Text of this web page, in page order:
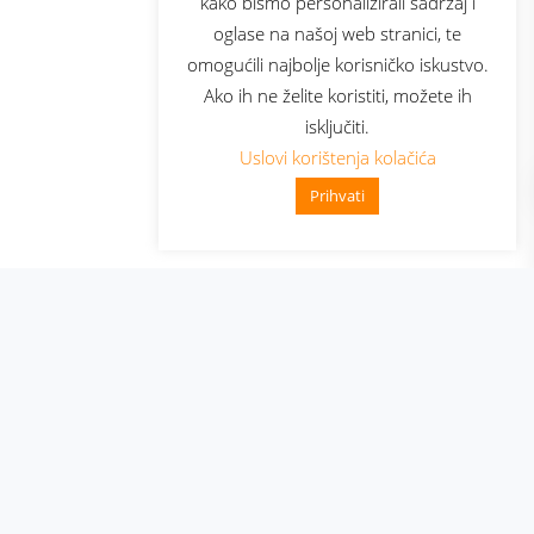
oglase na našoj web stranici, te
omogućili najbolje korisničko iskustvo.
Ako ih ne želite koristiti, možete ih
isključiti.
Uslovi korištenja kolačića
Prihvati
👋 Zdravo, kako mogu pomoći?